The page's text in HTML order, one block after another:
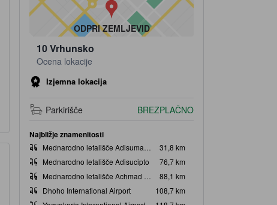
ODPRI ZEMLJEVID
10Vrhunsko
Ocena lokacije
Izjemna lokacija
Parkirišče BREZPLAČNO
Najbližje znamenitosti
Mednarodno letališče Adisumarmo
31,8 km
Mednarodno letališče Adisucipto
76,7 km
Mednarodno letališče Achmad Yani
88,1 km
Dhoho International Airport
108,7 km